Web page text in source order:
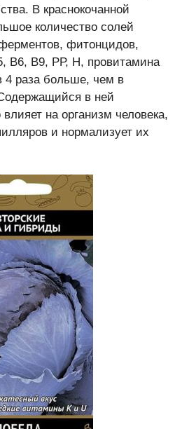
В краснокочанной
количество солей
фитонцидов,
В6, В9, РР, Н, провитамина
4 раза больше, чем в
в ней
на организм человека,
и нормализует их